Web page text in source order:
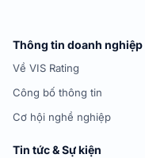
Thông tin doanh nghiệp
Về VIS Rating
Công bố thông tin
Cơ hội nghề nghiệp
Tin tức & Sự kiện